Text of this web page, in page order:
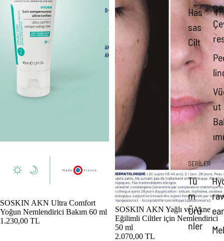
Has
sas
Cilt
ut
ımı
SERİLER
Tü
m
Ürü
nler
ear
Mel
SOSKIN AKN Ultra Comfort
Yoğun Nemlendirici Bakım 60 ml
1.230,00 TL
SOSKIN AKN Yağlı ve Akne
Eğilimli Ciltler için Nemlendirici
50 ml
2.070,00 TL